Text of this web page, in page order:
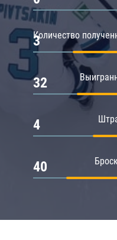
Количество
3
32
4
40